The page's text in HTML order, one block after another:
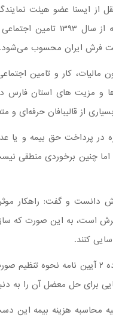
ایسنا عضو هیئت
تامین اجتماعی اتاق بازرگانی
فرش ایران محسوب می‌شود.
۱۳۹۸ در جلسه کمیسیون مالیات، کار
مزیت های استان فارس در
از قالیبافان حرفه‌ای و
در پرداخت حق بیمه و یا
اما چنین برخوردی منطقی
و گفت: راهکار موثر
است، به این صورت که
کنند.
قدرتی در خصوص مسایل مرتبط با اصلاح تبصره
برای حل معضل آن را به
محاسبه هزینه بیمه